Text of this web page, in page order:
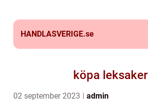
HANDLASVERIGE.se
köpa leksaker
02 september 2023 admin